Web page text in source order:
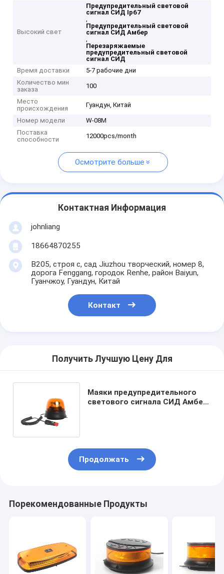
Высокий свет
Предупредительный световой
сигнал СИД Ip67
,
Предупредительный световой
сигнал СИД Амбер
,
Перезаряжаемые
предупредительный световой
сигнал СИД
Время доставки
5-7 рабочие дни
Количество мин
заказа
100
Место
происхождения
Гуандун, Китай
Номер модели
W-08M
Поставка
способности
12000pcs/month
Осмотрите больше
Контактная Информация
johnliang
18664870255
B205, строя c, сад Jiuzhou творческий, номер 8,
дорога Fenggang, городок Renhe, район Baiyun,
Гуанчжоу, Гуандун, Китай
Контакт
Получить Лучшую Цену Для
Маяки предупредительного
светового сигнала СИД Амбер
Продолжать
Порекомендованные Продукты